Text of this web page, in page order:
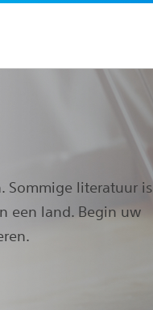
Sommige literatuur is
een land. Begin uw